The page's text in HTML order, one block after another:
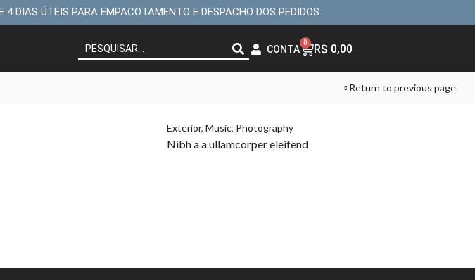
4 DIAS ÚTEIS PARA EMPACOTAMENTO E DESPACHO DOS PEDIDOS
CONTA R$ 0,00
0
Return to previous page
Exterior, Music, Photography
Nibh a a ullamcorper eleifend